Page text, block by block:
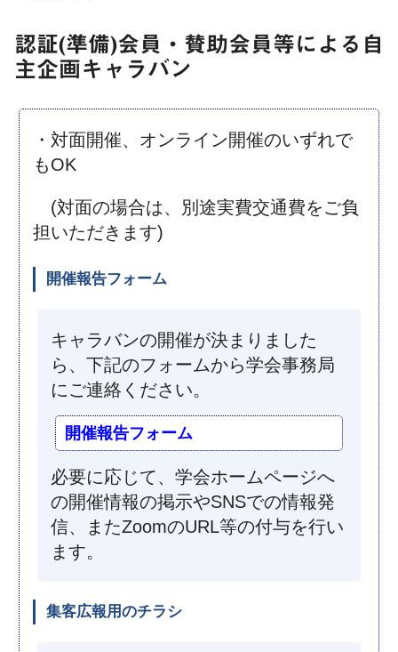
認証(準備)会員・賛助会員等による自
主企画キャラバン
・対面開催、オンライン開催のいずれで
もOK
(対面の場合は、別途実費交通費をご負
担いただきます)
開催報告フォーム
キャラバンの開催が決まりました
ら、下記のフォームから学会事務局
にご連絡ください。
開催報告フォーム
必要に応じて、学会ホームページへ
の開催情報の掲示やSNSでの情報発
信、またZoomのURL等の付与を行い
ます。
集客広報用のチラシ